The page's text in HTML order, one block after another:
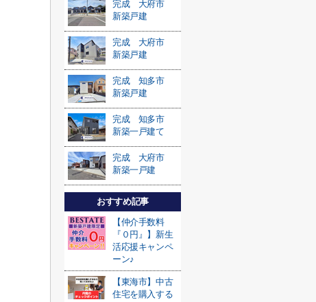
完成 大府市
新築戸建
完成 大府市
新築戸建
完成 知多市
新築戸建
完成 知多市
新築一戸建て
完成 大府市
新築一戸建
おすすめ記事
【仲介手数料
『０円』】新生
活応援キャンペ
ーン♪
【東海市】中古
住宅を購入する